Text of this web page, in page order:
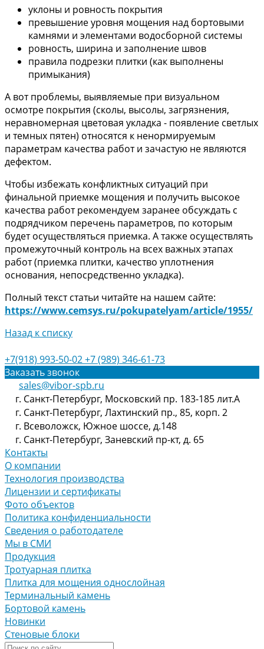
уклоны и ровность покрытия
превышение уровня мощения над бортовыми
камнями и элементами водосборной системы
ровность, ширина и заполнение швов
правила подрезки плитки (как выполнены
примыкания)
А вот проблемы, выявляемые при визуальном
осмотре покрытия (сколы, высолы, загрязнения,
неравномерная цветовая укладка - появление светлых
и темных пятен) относятся к ненормируемым
параметрам качества работ и зачастую не являются
дефектом.
Чтобы избежать конфликтных ситуаций при
финальной приемке мощения и получить высокое
качества работ рекомендуем заранее обсуждать с
подрядчиком перечень параметров, по которым
будет осуществляться приемка. А также осуществлять
промежуточный контроль на всех важных этапах
работ (приемка плитки, качество уплотнения
основания, непосредственно укладка).
Полный текст статьи читайте на нашем сайте:
https://www.cemsys.ru/pokupatelyam/article/1955/
Назад к списку
+7(918) 993-50-02+7 (989) 346-61-73
Заказать звонок
sales@vibor-spb.ru
г. Санкт-Петербург, Московский пр. 183-185 лит.А
г. Санкт-Петербург, Лахтинский пр., 85, корп. 2
г. Всеволожск, Южное шоссе, д.148
г. Санкт-Петербург, Заневский пр-кт, д. 65
Контакты
О компании
Технология производства
Лицензии и сертификаты
Фото объектов
Политика конфиденциальности
Сведения о работодателе
Мы в СМИ
Продукция
Тротуарная плитка
Плитка для мощения однослойная
Терминальный камень
Бортовой камень
Новинки
Стеновые блоки